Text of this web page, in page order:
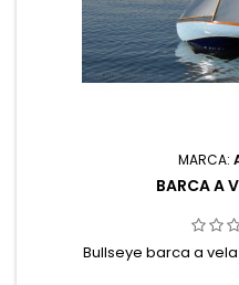
MARCA:
BARCA A
Bullseye barca a vela